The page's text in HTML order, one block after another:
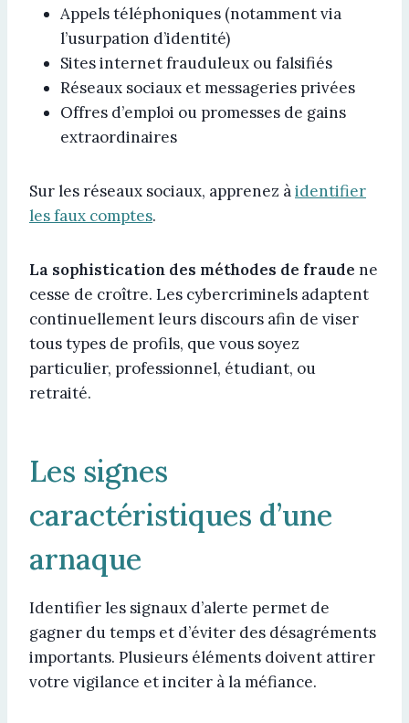
Appels téléphoniques (notamment via
l’usurpation d’identité)
Sites internet frauduleux ou falsifiés
Réseaux sociaux et messageries privées
Offres d’emploi ou promesses de gains
extraordinaires
Sur les réseaux sociaux, apprenez àidentifier
les faux comptes.
La sophistication des méthodes de fraude ne
cesse de croître. Les cybercriminels adaptent
continuellement leurs discours afin de viser
tous types de profils, que vous soyez
particulier, professionnel, étudiant, ou
retraité.
Les signes
caractéristiques d’une
arnaque
Identifier les signaux d’alerte permet de
gagner du temps et d’éviter des désagréments
importants. Plusieurs éléments doivent attirer
votre vigilance et inciter à la méfiance.